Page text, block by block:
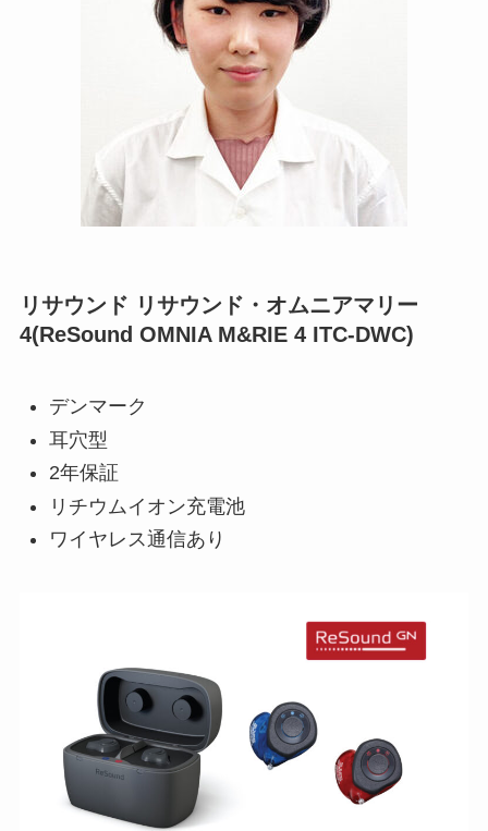
リサウンド リサウンド・オムニアマリー
4(ReSound OMNIA M&RIE 4 ITC-DWC)
デンマーク
耳穴型
2年保証
リチウムイオン充電池
ワイヤレス通信あり